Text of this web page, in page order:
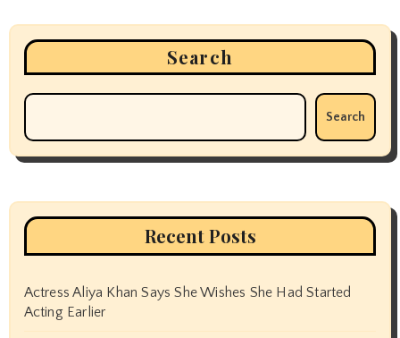
Search
Search
Recent Posts
Actress Aliya Khan Says She Wishes She Had Started
Acting Earlier